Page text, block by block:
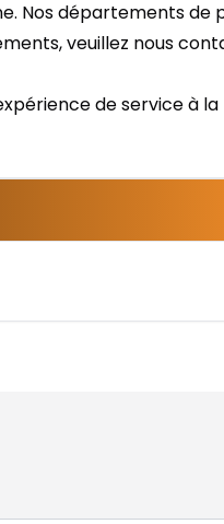
Nos départements de
veuillez nous
de service à la